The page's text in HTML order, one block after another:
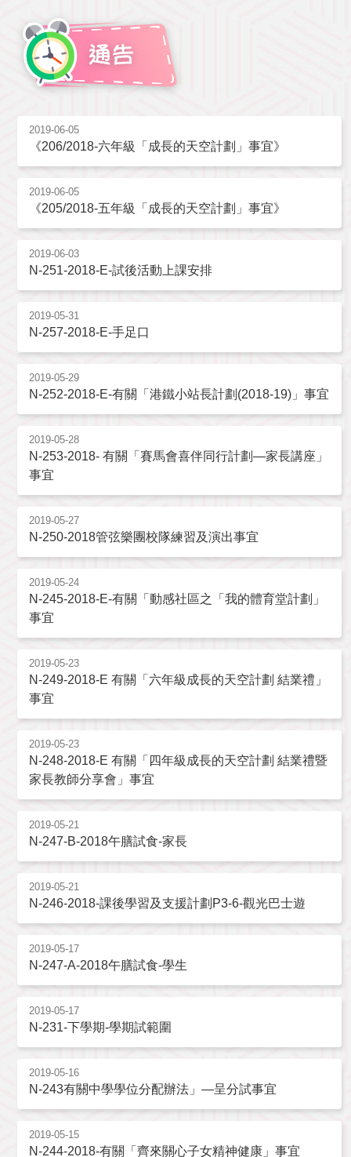
2019-06-05
《206/2018-六年級「成長的天空計劃」事宜》
2019-06-05
《205/2018-五年級「成長的天空計劃」事宜》
2019-06-03
N-251-2018-E-試後活動上課安排
2019-05-31
N-257-2018-E-手足口
2019-05-29
N-252-2018-E-有關「港鐵小站長計劃(2018-19)」事宜
2019-05-28
N-253-2018- 有關「賽馬會喜伴同行計劃—家長講座」
事宜
2019-05-27
N-250-2018管弦樂團校隊練習及演出事宜
2019-05-24
N-245-2018-E-有關「動感社區之「我的體育堂計劃」
事宜
2019-05-23
N-249-2018-E 有關「六年級成長的天空計劃 結業禮」
事宜
2019-05-23
N-248-2018-E 有關「四年級成長的天空計劃 結業禮暨
家長教師分享會」事宜
2019-05-21
N-247-B-2018午膳試食-家長
2019-05-21
N-246-2018-課後學習及支援計劃P3-6-觀光巴士遊
2019-05-17
N-247-A-2018午膳試食-學生
2019-05-17
N-231-下學期-學期試範圍
2019-05-16
N-243有關中學學位分配辦法」—呈分試事宜
2019-05-15
N-244-2018-有關「齊來關心子女精神健康」事宜